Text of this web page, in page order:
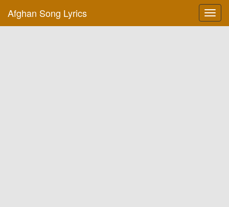
Afghan Song Lyrics